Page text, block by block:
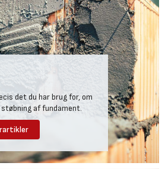
det du har brug for, om
af fundament.